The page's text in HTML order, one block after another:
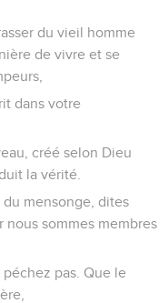
du vieil homme
de vivre et se
dans votre
créé selon Dieu
la vérité.
du mensonge, dites
nous sommes membres
pas. Que le